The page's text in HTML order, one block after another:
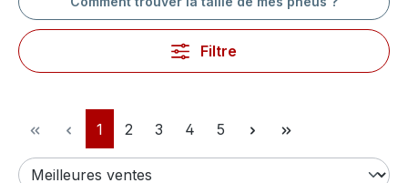
Filtre
Page
1 Page
2 Page
3 Page
4 Page
5